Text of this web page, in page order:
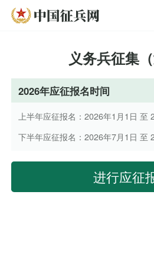
义务兵征集（
2026年应征报名时间
上半年应征报名：2026年1月1日 至
下半年应征报名：2026年7月1日 至
进行应征